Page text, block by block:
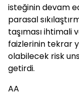
isteğinin devam
parasal
taşıması ihtimali
faizlerinin tekrar
olabilecek risk
getirdi.
AA